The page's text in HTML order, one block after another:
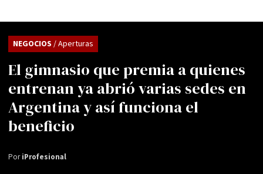
El gimnasio que premia a quienes
entrenan ya abrió varias sedes en
Argentina y así funciona el
beneficio
NEGOCIOS / Aperturas
PoriProfesional